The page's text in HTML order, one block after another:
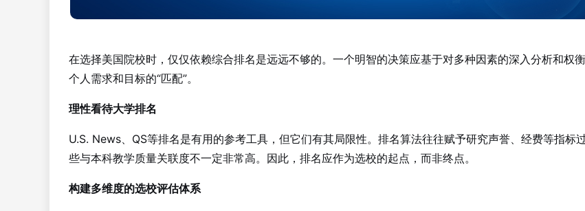
在选择美国院校时，仅仅依赖综合排名是远远不够的。一个明智的决策应基于对多种因素的深入分析和权
个人需求和目标的“匹配”。
理性看待大学排名
U.S. News、QS等排名是有用的参考工具，但它们有其局限性。排名算法往往赋予研究声誉、经费等指标
些与本科教学质量关联度不一定非常高。因此，排名应作为选校的起点，而非终点。
构建多维度的选校评估体系